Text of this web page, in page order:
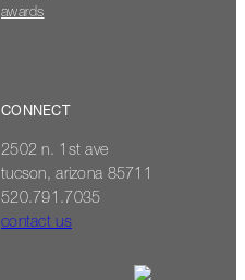
awards
CONNECT
2502 n. 1st ave
tucson, arizona 85711
520.791.7035
contact us